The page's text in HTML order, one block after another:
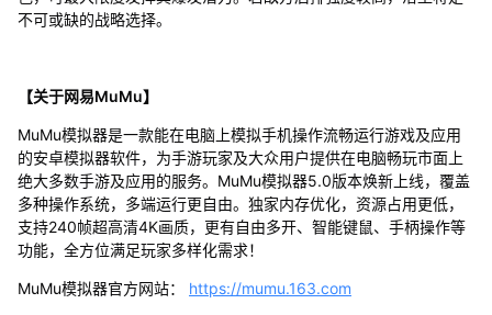
不可或缺的战略选择。
【关于网易MuMu】
MuMu模拟器是一款能在电脑上模拟手机操作流畅运行游戏及应用
的安卓模拟器软件，为手游玩家及大众用户提供在电脑畅玩市面上
绝大多数手游及应用的服务。MuMu模拟器5.0版本焕新上线，覆盖
多种操作系统，多端运行更自由。独家内存优化，资源占用更低，
支持240帧超高清4K画质，更有自由多开、智能键鼠、手柄操作等
功能，全方位满足玩家多样化需求！
MuMu模拟器官方网站： https://mumu.163.com